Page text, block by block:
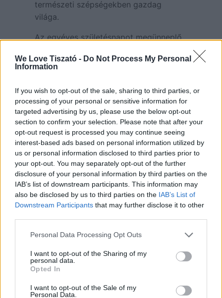
We Love Tiszató - Do Not Process My Personal
Information
If you wish to opt-out of the sale, sharing to third parties, or
processing of your personal or sensitive information for
targeted advertising by us, please use the below opt-out
section to confirm your selection. Please note that after your
opt-out request is processed you may continue seeing
interest-based ads based on personal information utilized by
us or personal information disclosed to third parties prior to
your opt-out. You may separately opt-out of the further
disclosure of your personal information by third parties on the
IAB’s list of downstream participants. This information may
also be disclosed by us to third parties on the IAB’s List of
Downstream Participants that may further disclose it to other
Personal Data Processing Opt Outs
I want to opt-out of the Sharing of my
personal data.
Opted In
I want to opt-out of the Sale of my
Personal Data.
természeti szépségekben gazdag
világa.
Az egyéves születésnapot megünneplő
SZÜLETÉSNAPI KÉRÉSZ KVÍZEST
A megszokott vidámság még
fergetegesebb hangulattal megspékelve
– s persze még furfangosabb és
tréfásabb kérdésekkel éppúgy.
A hétvégén az emeleti látogatótérben
minden óra egészkor, 20-kor és 40-kor
indul – a Kérész Központ nagyszerű
történetekkel felvértezett munkatársai
tolmácsolásában – vezetés.
nyergében lehet szelni a habokat. A
mintegy kétórás, látványos vízitúrán
vezető segítségével lehet felfedezni a
Tisza-tó titokzatos részleteit.
És persze van a tarsolyban, de